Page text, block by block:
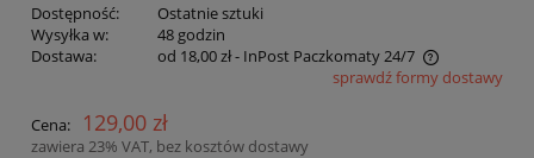
Dostępność:
Ostatnie sztuki
Wysyłka w:
48 godzin
Dostawa:
od 18,00 zł- InPost Paczkomaty 24/7
Cena nie zawiera ewentualnych kosztów płatnościsprawdź formy dostawy
Cena: 129,00 zł
zawiera 23% VAT, bez kosztów dostawy